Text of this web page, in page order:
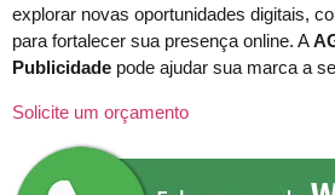
explorar novas oportunidades digitais,
para fortalecer sua presença online. A
Publicidade pode ajudar sua marca a
Solicite um orçamento